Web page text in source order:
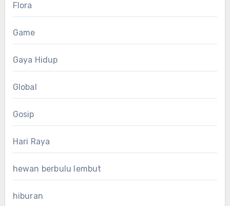
Flora
Game
Gaya Hidup
Global
Gosip
Hari Raya
hewan berbulu lembut
hiburan